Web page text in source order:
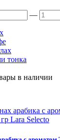
—
тонка
в наличии